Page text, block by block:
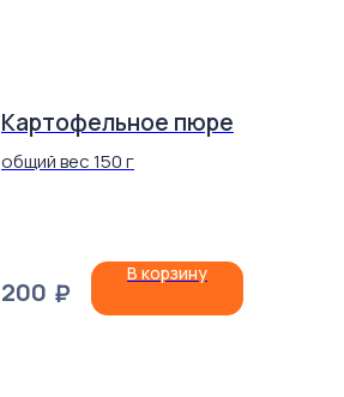
Картофельное пюре
общий вес 150 г
200 ₽
В корзину